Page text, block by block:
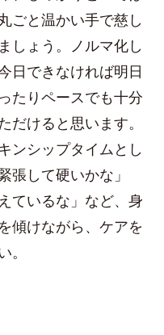
ごと温かい手で慈し
しょう。ノルマ化し
日できなければ明日
たりペースでも十分
だけると思います。
ンシップタイムとし
張して硬いかな」
ているな」など、身
傾けながら、ケアを